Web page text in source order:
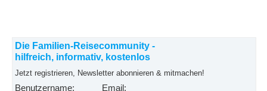
Die Familien-Reisecommunity -
hilfreich, informativ, kostenlos
Jetzt registrieren, Newsletter abonnieren & mitmachen!
Benutzername: Email: